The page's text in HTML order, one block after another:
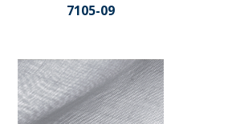
7105-09